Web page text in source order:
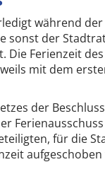
während
sonst der
Die Ferienzeit
mit dem
der
für die